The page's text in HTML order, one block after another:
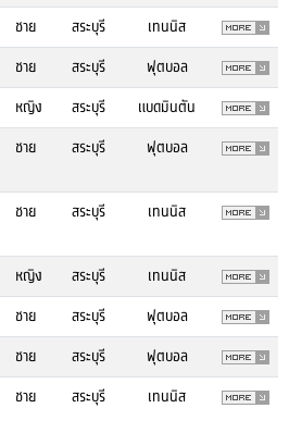
ชาย สระบุรี
เทนนิส
ชาย สระบุรี
ฟุตบอล
หญิง สระบุรี
แบดมินตัน
ชาย สระบุรี ฟุตบอล
ชาย สระบุรี เทนนิส
หญิง สระบุรี
เทนนิส
ชาย สระบุรี
ฟุตบอล
ชาย สระบุรี
ฟุตบอล
ชาย สระบุรี เทนนิส